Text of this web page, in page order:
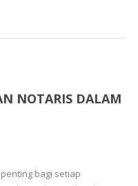
NOTARIS DALAM
bagi setiap